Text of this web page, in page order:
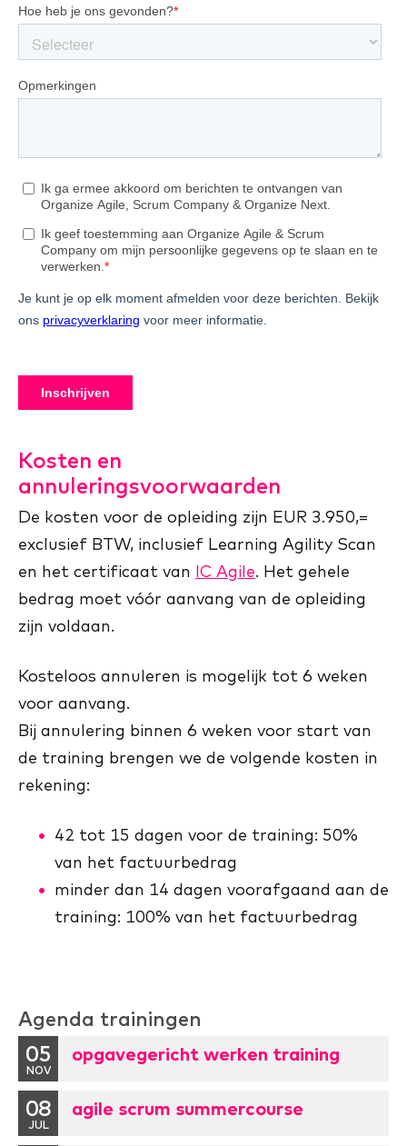
Kosten en
annuleringsvoorwaarden
De kosten voor de opleiding zijn EUR 3.950,=
exclusief BTW, inclusief Learning Agility Scan
en het certificaat van IC Agile. Het gehele
bedrag moet vóór aanvang van de opleiding
zijn voldaan.
Kosteloos annuleren is mogelijk tot 6 weken
voor aanvang.
Bij annulering binnen 6 weken voor start van
de training brengen we de volgende kosten in
rekening:
42 tot 15 dagen voor de training: 50%
van het factuurbedrag
minder dan 14 dagen voorafgaand aan de
training: 100% van het factuurbedrag
Agenda trainingen
05
NOV
opgavegericht werken training
08
JUL
agile scrum summercourse